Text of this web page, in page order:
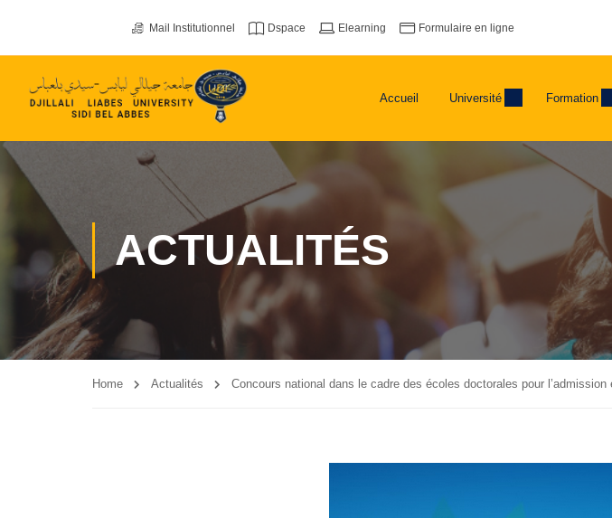
Mail Institutionnel Dspace Elearning Formulaire en ligne
Accueil Université Formation
ACTUALITÉS
Home Actualités Concours national dans le cadre des écoles doctorales pour